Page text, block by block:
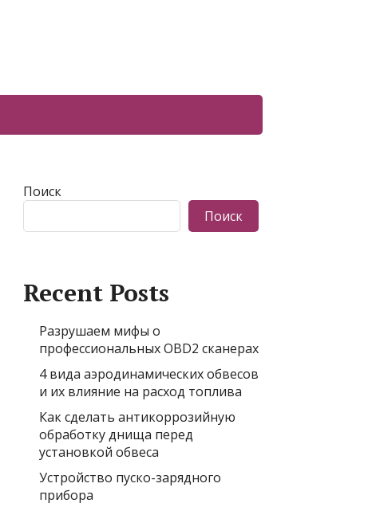
Поиск
Поиск
Recent Posts
Разрушаем мифы о
профессиональных OBD2 сканерах
4 вида аэродинамических обвесов
и их влияние на расход топлива
Как сделать антикоррозийную
обработку днища перед
установкой обвеса
Устройство пуско-зарядного
прибора